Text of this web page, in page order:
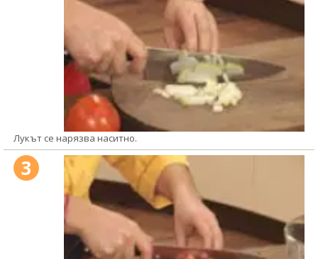
Лукът се нарязва наситно.
3